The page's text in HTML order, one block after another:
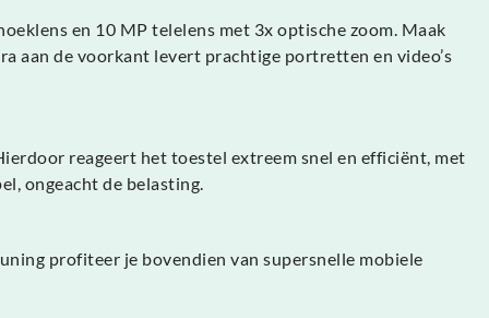
en 10 MP telelens met 3x optische zoom. Maak
aan de voorkant levert prachtige portretten en video’s
reageert het toestel extreem snel en efficiënt, met
ongeacht de belasting.
profiteer je bovendien van supersnelle mobiele